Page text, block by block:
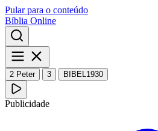
Pular para o conteúdo
Bíblia Online
2 Peter 3 BIBEL1930
Publicidade